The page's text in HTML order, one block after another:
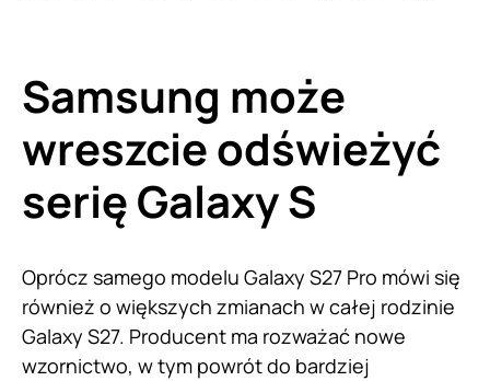
Samsung może
wreszcie odświeżyć
serię Galaxy S
Oprócz samego modelu Galaxy S27 Pro mówi się
również o większych zmianach w całej rodzinie
Galaxy S27. Producent ma rozważać nowe
wzornictwo, w tym powrót do bardziej